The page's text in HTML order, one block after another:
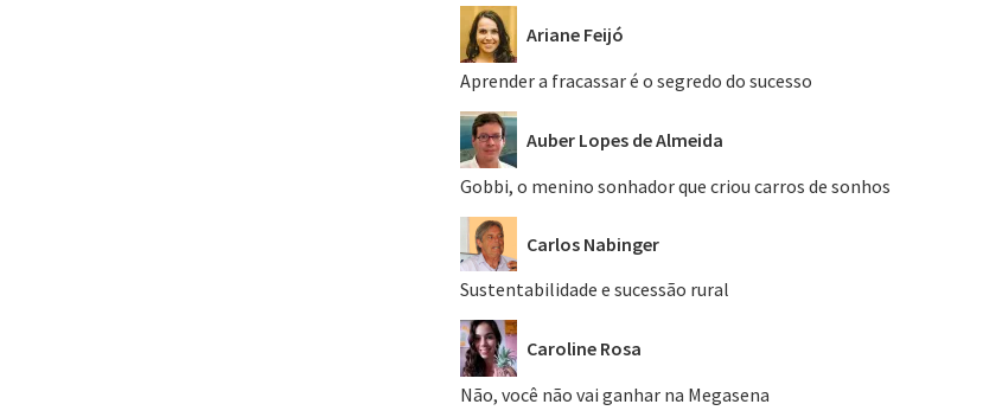
Ariane Feijó
Aprender a fracassar é o segredo do sucesso
Auber Lopes de Almeida
Gobbi, o menino sonhador que criou carros de sonhos
Carlos Nabinger
Sustentabilidade e sucessão rural
Caroline Rosa
Não, você não vai ganhar na Megasena